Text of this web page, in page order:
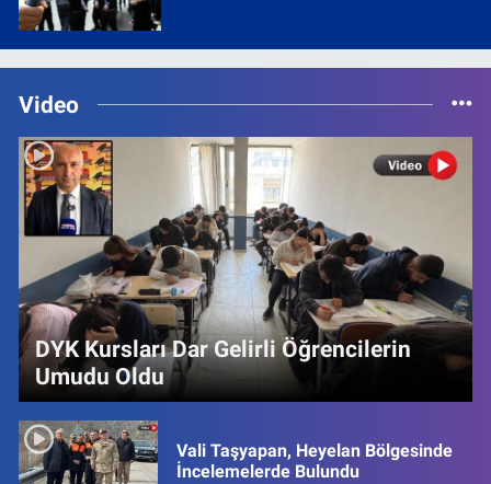
Video
DYK Kursları Dar Gelirli Öğrencilerin
Umudu Oldu
Vali Taşyapan, Heyelan Bölgesinde
İncelemelerde Bulundu